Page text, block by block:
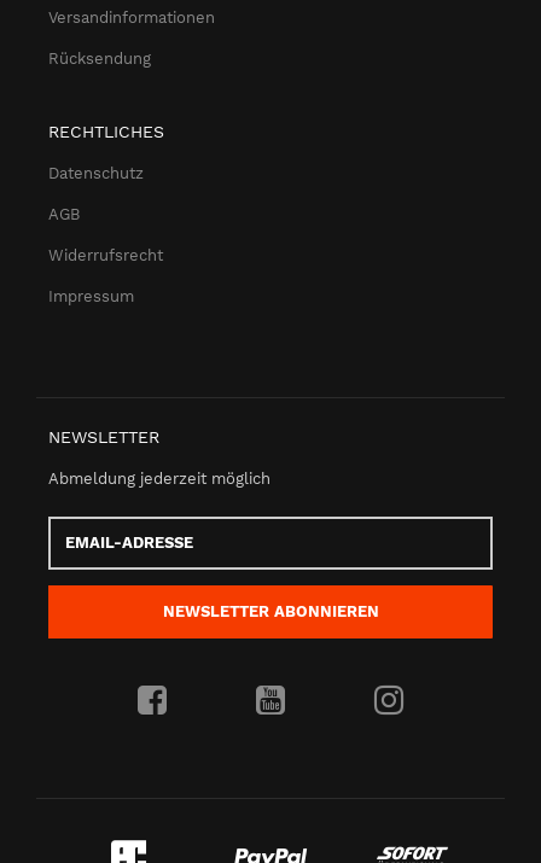
Versandinformationen
Rücksendung
RECHTLICHES
Datenschutz
AGB
Widerrufsrecht
Impressum
NEWSLETTER
Abmeldung jederzeit möglich
Adresse
NEWSLETTER ABONNIEREN